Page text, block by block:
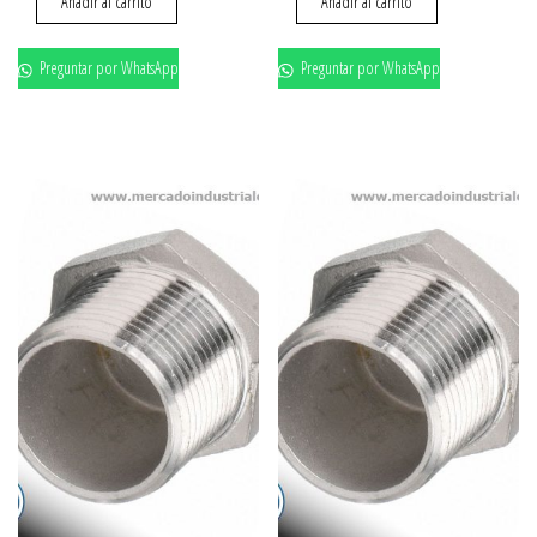
Preguntar por WhatsApp Preguntar por WhatsApp